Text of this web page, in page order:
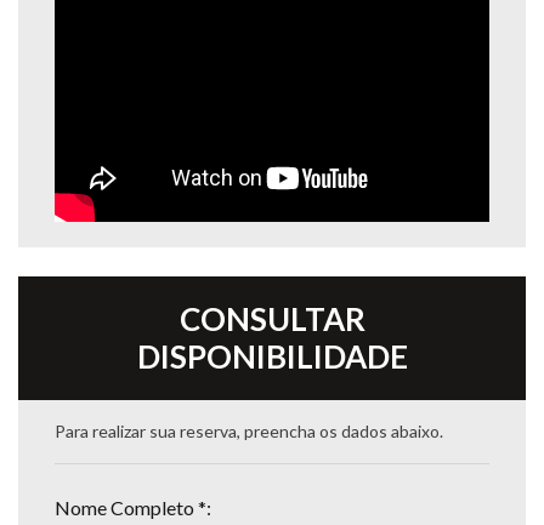
CONSULTAR
DISPONIBILIDADE
Para realizar sua reserva, preencha os dados abaixo.
Nome Completo *: